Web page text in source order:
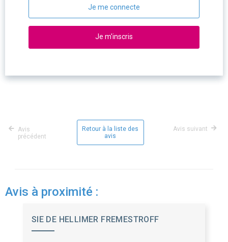
Je me connecte
Je m'inscris
Avis
précédent
Retour à la liste des
avis
Avis suivant
Avis à proximité :
SIE DE HELLIMER FREMESTROFF